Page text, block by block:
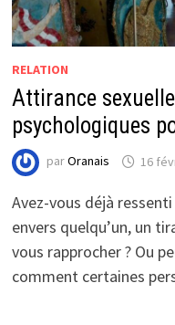
RELATION
Attirance
psychologiques
parOranais 16
Avez-vous déjà
envers quelqu’un, un
vous rapprocher ? Ou
comment certaines